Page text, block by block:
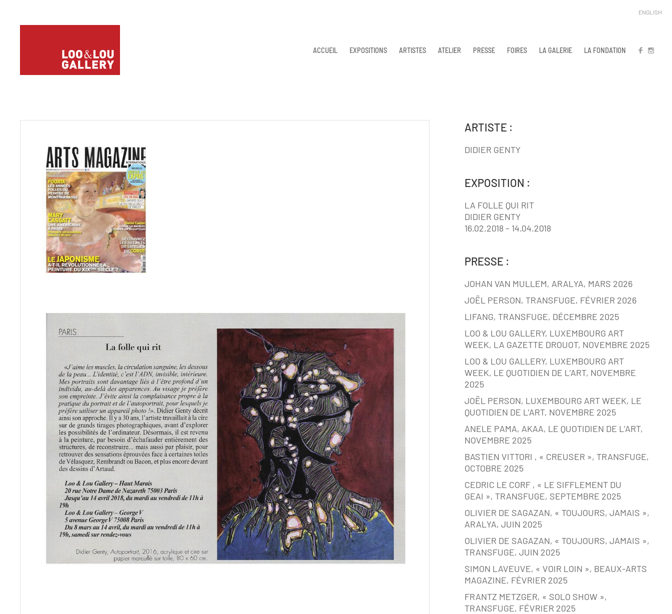
ACCUEIL EXPOSITIONS ARTISTES ATELIER PRESSE FOIRES LA GALERIE LA FONDATION FB IN
ENGLISH
ARTISTE :
DIDIER GENTY
EXPOSITION :
LA FOLLE QUI RIT
DIDIER GENTY
16.02.2018 – 14.04.2018
PRESSE :
JOHAN VAN MULLEM, ARALYA, MARS 2026
JOËL PERSON, TRANSFUGE, FÉVRIER 2026
LIFANG, TRANSFUGE, DÉCEMBRE 2025
LOO & LOU GALLERY, LUXEMBOURG ART
WEEK, LA GAZETTE DROUOT, NOVEMBRE 2025
LOO & LOU GALLERY, LUXEMBOURG ART
WEEK, LE QUOTIDIEN DE L’ART, NOVEMBRE
2025
JOËL PERSON, LUXEMBOURG ART WEEK, LE
QUOTIDIEN DE L’ART, NOVEMBRE 2025
ANELE PAMA, AKAA, LE QUOTIDIEN DE L’ART,
NOVEMBRE 2025
BASTIEN VITTORI , « CREUSER », TRANSFUGE,
OCTOBRE 2025
CEDRIC LE CORF , « LE SIFFLEMENT DU
GEAI », TRANSFUGE, SEPTEMBRE 2025
OLIVIER DE SAGAZAN, « TOUJOURS, JAMAIS »,
ARALYA, JUIN 2025
OLIVIER DE SAGAZAN, « TOUJOURS, JAMAIS »,
TRANSFUGE, JUIN 2025
SIMON LAVEUVE, « VOIR LOIN », BEAUX-ARTS
MAGAZINE, FÉVRIER 2025
FRANTZ METZGER, « SOLO SHOW »,
TRANSFUGE, FÉVRIER 2025